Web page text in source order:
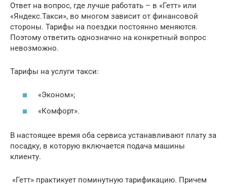
Ответ на вопрос, где лучше работать – в «Гетт» или
«Яндекс.Такси», во многом зависит от финансовой
стороны. Тарифы на поездки постоянно меняются.
Поэтому ответить однозначно на конкретный вопрос
невозможно.
Тарифы на услуги такси:
«Эконом»;
«Комфорт».
В настоящее время оба сервиса устанавливают плату за
посадку, в которую включается подача машины
клиенту.
«Гетт» практикует поминутную тарификацию. Причем